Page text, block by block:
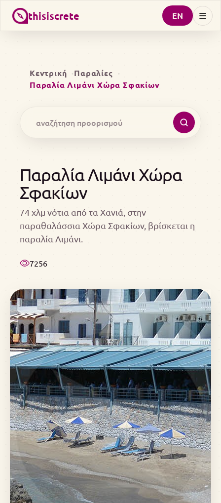
thisiscrete EN
Κεντρική
Παραλίες
Παραλία Λιμάνι Χώρα Σφακίων
Παραλία Λιμάνι Χώρα
Σφακίων
74 χλμ νότια από τα Χανιά, στην
παραθαλάσσια Χώρα Σφακίων, βρίσκεται η
παραλία Λιμάνι.
7256